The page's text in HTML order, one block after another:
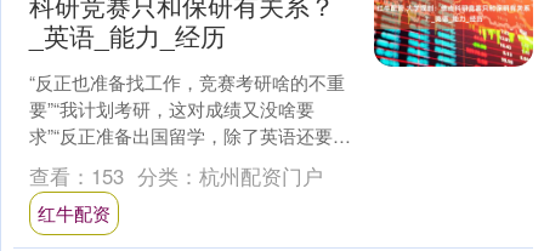
_英语_能力_经历
“反正也准备找工作，竞赛考研啥的不重
要”“我计划考研，这对成绩又没啥要
求”“反正准备出国留学，除了英语还要准
备啥呢”……很多人在听到大一就要规划
成绩、科研竞赛、....
查看： 153 分类： 杭州配资门户
红牛配资